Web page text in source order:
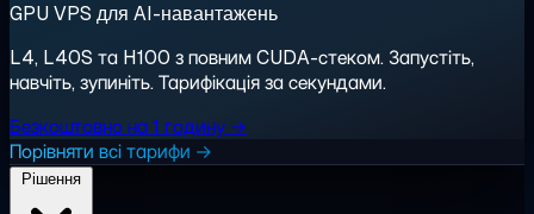
GPU VPS для AI-навантажень
L4, L40S та H100 з повним CUDA-стеком. Запустіть,
навчіть, зупиніть. Тарифікація за секундами.
Безкоштовно на 1 годину →
Порівняти всі тарифи →